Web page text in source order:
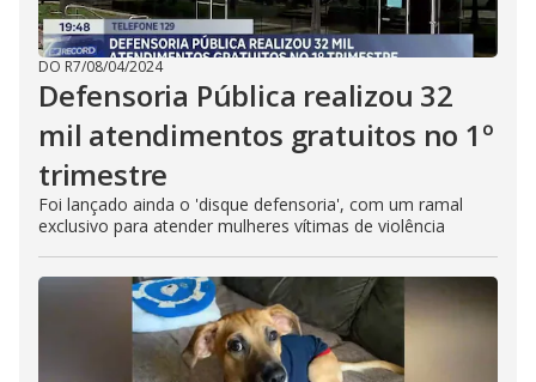
DO R7/08/04/2024
Defensoria Pública realizou 32
mil atendimentos gratuitos no 1º
trimestre
Foi lançado ainda o 'disque defensoria', com um ramal
exclusivo para atender mulheres vítimas de violência